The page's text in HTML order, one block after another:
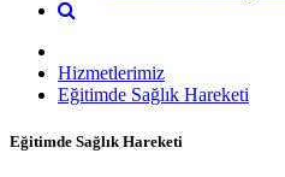
Hizmetlerimiz
Eğitimde Sağlık Hareketi
Eğitimde Sağlık Hareketi